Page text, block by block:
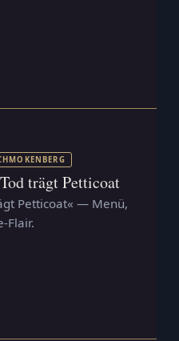
ÖFFNET IN NEUEM TAB)
trägt Petticoat
Petticoat« — Menü,
Flair.
ÖFFNET IN NEUEM TAB)